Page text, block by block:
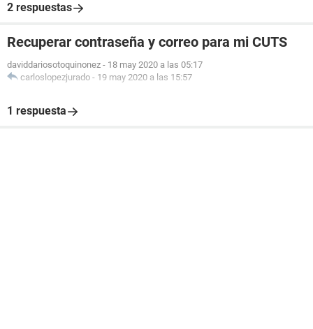
2 respuestas
Recuperar contraseña y correo para mi CUTS
daviddariosotoquinonez - 18 may 2020 a las 05:17
carloslopezjurado - 19 may 2020 a las 15:57
1 respuesta